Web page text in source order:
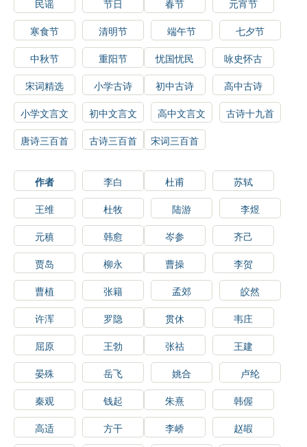
民谣
节日 春节
元宵节
寒食节
清明节 端午节
七夕节
中秋节
重阳节 忧国忧民
咏史怀古
宋词精选
小学古诗 初中古诗
高中古诗
小学文言文
初中文言文 高中文言文
古诗十九首
唐诗三百首
古诗三百首 宋词三百首
作者 李白 杜甫
苏轼
王维
杜牧 陆游
李煜
元稹
韩愈 岑参
齐己
贾岛
柳永 曹操
李贺
曹植
张籍 孟郊
皎然
许浑
罗隐 贯休
韦庄
屈原
王勃 张祜
王建
晏殊
岳飞 姚合
卢纶
秦观
钱起 朱熹
韩偓
高适
方干 李峤
赵嘏